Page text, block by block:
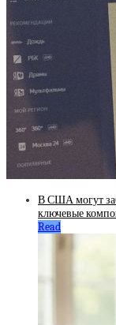
В США могут
ключевые
Read